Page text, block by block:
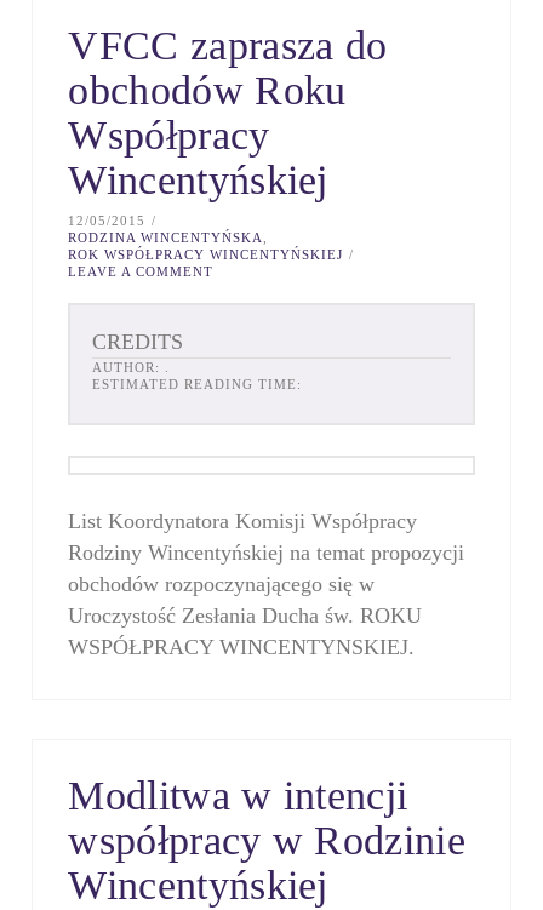
VFCC zaprasza do
obchodów Roku
Współpracy
Wincentyńskiej
12/05/2015
RODZINA WINCENTYŃSKA
ROK WSPÓŁPRACY WINCENTYŃSKIEJ
LEAVE A COMMENT
CREDITS
AUTHOR:
ESTIMATED READING TIME:
List Koordynatora Komisji Współpracy
Rodziny Wincentyńskiej na temat propozycji
obchodów rozpoczynającego się w
Uroczystość Zesłania Ducha św. ROKU
WSPÓŁPRACY WINCENTYNSKIEJ.
Modlitwa w intencji
współpracy w Rodzinie
Wincentyńskiej